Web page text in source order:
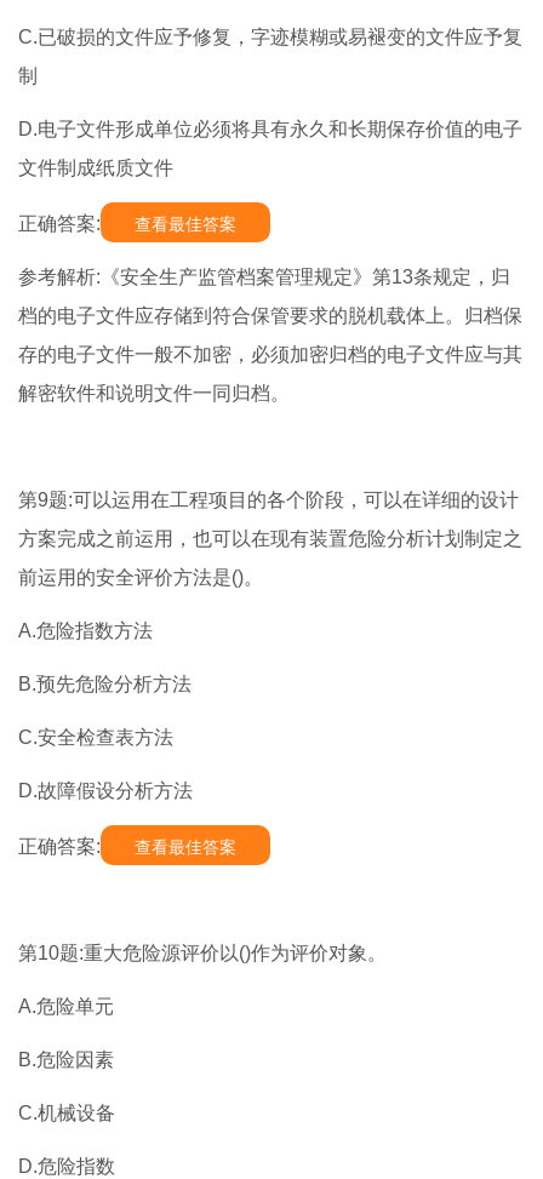
C.已破损的文件应予修复，字迹模糊或易褪变的文件应予复
制
D.电子文件形成单位必须将具有永久和长期保存价值的电子
文件制成纸质文件
正确答案: 查看最佳答案
参考解析:《安全生产监管档案管理规定》第13条规定，归
档的电子文件应存储到符合保管要求的脱机载体上。归档保
存的电子文件一般不加密，必须加密归档的电子文件应与其
解密软件和说明文件一同归档。
第9题:可以运用在工程项目的各个阶段，可以在详细的设计
方案完成之前运用，也可以在现有装置危险分析计划制定之
前运用的安全评价方法是()。
A.危险指数方法
B.预先危险分析方法
C.安全检查表方法
D.故障假设分析方法
正确答案: 查看最佳答案
第10题:重大危险源评价以()作为评价对象。
A.危险单元
B.危险因素
C.机械设备
D.危险指数